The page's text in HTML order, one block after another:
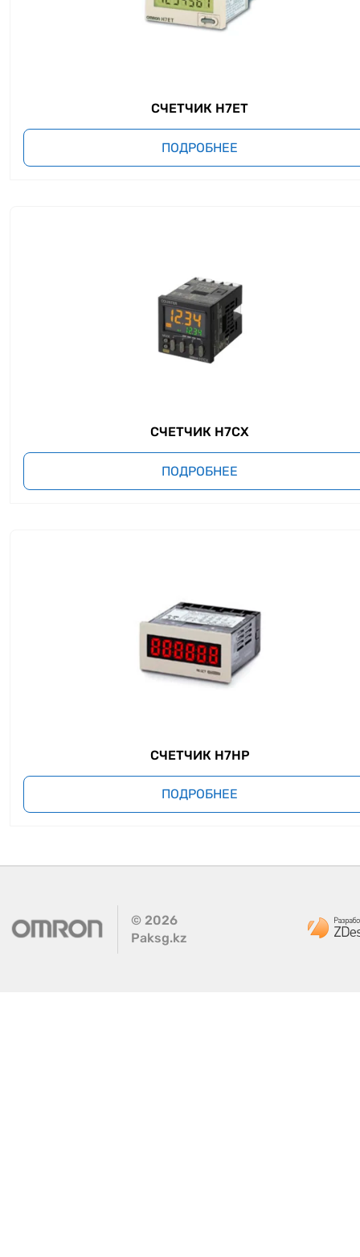
СЧЕТЧИК H7ET
ПОДРОБНЕЕ
СЧЕТЧИК H7CX
ПОДРОБНЕЕ
СЧЕТЧИК H7HP
ПОДРОБНЕЕ
© 2026
Paksg.kz